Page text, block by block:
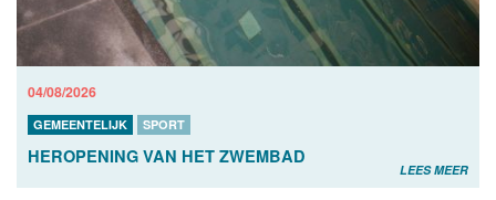
04/08/2026
GEMEENTELIJK SPORT
HEROPENING VAN HET ZWEMBAD
LEES MEER